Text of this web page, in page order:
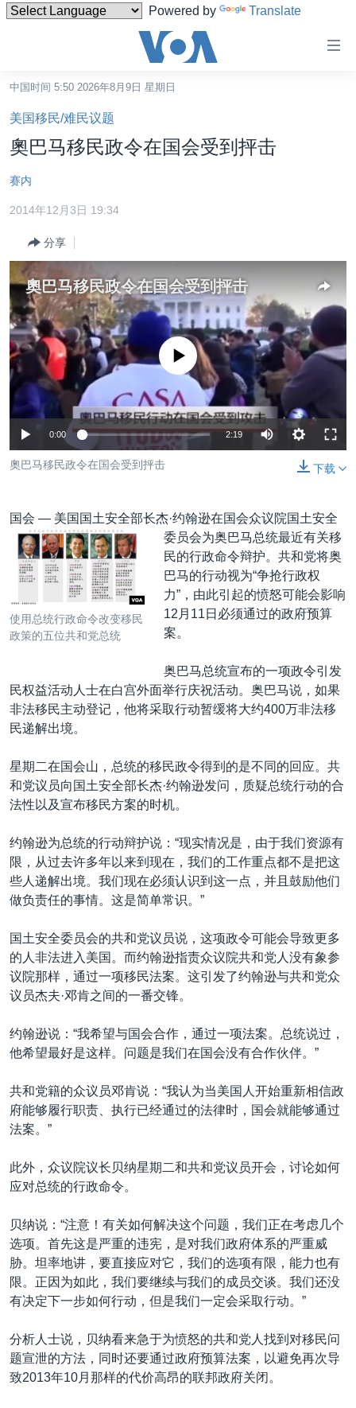
Powered by Translate
碍
链
接
跳
转
内
导
航
跳
转
到
台湾
港澳
国际
最新国际新闻
印太
中东
欧洲
非洲
美洲
全球议题
分类新闻
经济·金融·贸易
人权·法律·宗教
科教·文娱·体健
军事
劳工
环境
美中关系
热点专题
白宫要闻
国会报道
美中关系
美国建国250周年
重要讲话与声明
台海两岸关系
南中国海争端
关注西藏
VOA视频
VOA今日焦点
中文广播
关注我们
其他语言网站
中国时间 5:50 2026年8月9日 星期日
美国移民/难民议题
奧巴马移民政令在国会受到抨击
赛内
2014年12月3日 19:34
分享
奧巴马移民政令在国会受到抨击
没有媒体可用资源
0:00 2:19
下载
奧巴马移民政令在国会受到抨击
国会 —
使用总统行政命令改变移民
政策的五位共和党总统
美国国土安全部长杰·约翰逊在国会众议院国土安全
委员会为奥巴马总统最近有关移
民的行政命令辩护。共和党将奥
巴马的行动视为“争抢行政权
力”，由此引起的愤怒可能会影响
12月11日必须通过的政府预算
案。
奥巴马总统宣布的一项政令引发
民权益活动人士在白宫外面举行庆祝活动。奥巴马说，如果
非法移民主动登记，他将采取行动暂缓将大约400万非法移
民递解出境。
星期二在国会山，总统的移民政令得到的是不同的回应。共
和党议员向国土安全部长杰·约翰逊发问，质疑总统行动的合
法性以及宣布移民方案的时机。
约翰逊为总统的行动辩护说：“现实情况是，由于我们资源有
限，从过去许多年以来到现在，我们的工作重点都不是把这
些人递解出境。我们现在必须认识到这一点，并且鼓励他们
做负责任的事情。这是简单常识。”
国土安全委员会的共和党议员说，这项政令可能会导致更多
的人非法进入美国。而约翰逊指责众议院共和党人没有象参
议院那样，通过一项移民法案。这引发了约翰逊与共和党众
议员杰夫·邓肯之间的一番交锋。
约翰逊说：“我希望与国会合作，通过一项法案。总统说过，
他希望最好是这样。问题是我们在国会没有合作伙伴。”
共和党籍的众议员邓肯说：“我认为当美国人开始重新相信政
府能够履行职责、执行已经通过的法律时，国会就能够通过
法案。”
此外，众议院议长贝纳星期二和共和党议员开会，讨论如何
应对总统的行政命令。
贝纳说：“注意！有关如何解决这个问题，我们正在考虑几个
选项。首先这是严重的违宪，是对我们政府体系的严重威
胁。坦率地讲，要直接应对它，我们的选项有限，能力也有
限。正因为如此，我们要继续与我们的成员交谈。我们还没
有决定下一步如何行动，但是我们一定会采取行动。”
分析人士说，贝纳看来急于为愤怒的共和党人找到对移民问
题宣泄的方法，同时还要通过政府预算法案，以避免再次导
致2013年10月那样的代价高昂的联邦政府关闭。